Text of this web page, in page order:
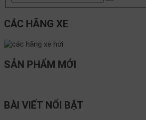
CÁC HÃNG XE
SẢN PHẨM MỚI
BÀI VIẾT NỔI BẬT